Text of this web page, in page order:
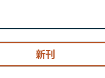
新刊